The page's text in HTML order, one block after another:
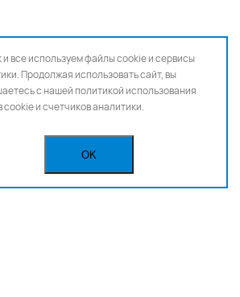
и все используем файлы cookie и сервисы
Продолжая использовать сайт, вы
с нашейполитикой использования
и счетчиков аналитики.
OK